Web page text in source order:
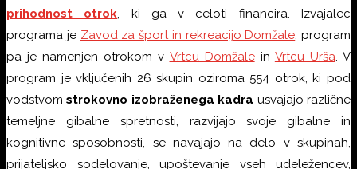
prihodnost otrok, ki ga v celoti financira. Izvajalec
programa je Zavod za šport in rekreacijo Domžale, program
pa je namenjen otrokom v Vrtcu Domžalein Vrtcu Urša. V
program je vključenih 26 skupin oziroma 554 otrok, ki pod
vodstvomstrokovno izobraženega kadra usvajajo različne
temeljne gibalne spretnosti, razvijajo svoje gibalne in
kognitivne sposobnosti, se navajajo na delo v skupinah,
prijateljsko sodelovanje, upoštevanje vseh udeležencev,